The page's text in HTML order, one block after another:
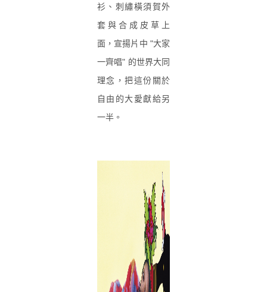
衫、刺繡橫須賀外
套與合成皮草上
面，宣揚片中 "大家
一齊唱" 的世界大同
理念，把這份關於
自由的大愛獻給另
一半。